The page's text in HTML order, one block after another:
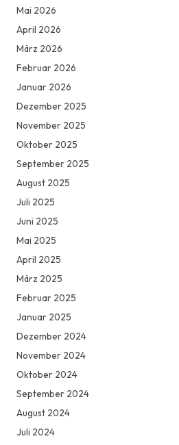
Mai 2026
April 2026
März 2026
Februar 2026
Januar 2026
Dezember 2025
November 2025
Oktober 2025
September 2025
August 2025
Juli 2025
Juni 2025
Mai 2025
April 2025
März 2025
Februar 2025
Januar 2025
Dezember 2024
November 2024
Oktober 2024
September 2024
August 2024
Juli 2024